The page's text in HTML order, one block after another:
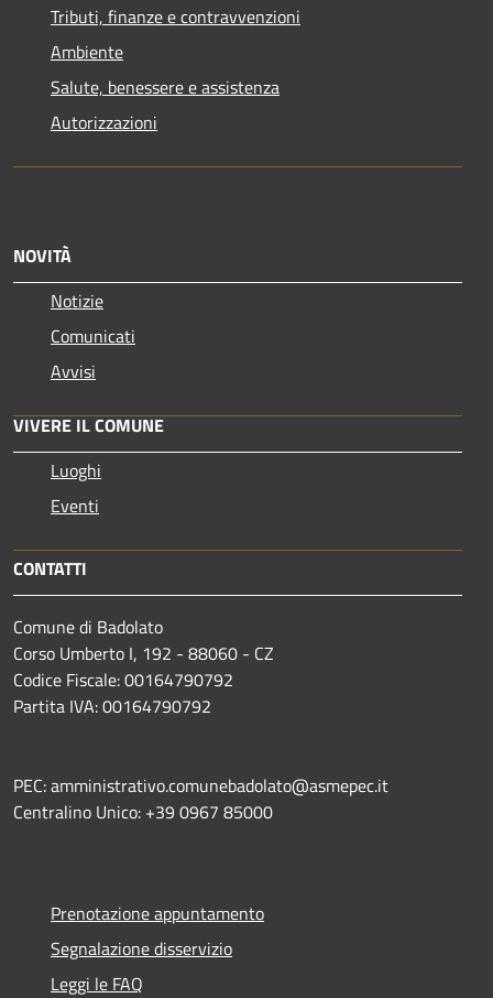
Tributi, finanze e contravvenzioni
Ambiente
Salute, benessere e assistenza
Autorizzazioni
NOVITÀ
Notizie
Comunicati
Avvisi
VIVERE IL COMUNE
Luoghi
Eventi
CONTATTI
Comune di Badolato
Corso Umberto I, 192 - 88060 - CZ
Codice Fiscale: 00164790792
Partita IVA: 00164790792
PEC: amministrativo.comunebadolato@asmepec.it
Centralino Unico: +39 0967 85000
Prenotazione appuntamento
Segnalazione disservizio
Leggi le FAQ